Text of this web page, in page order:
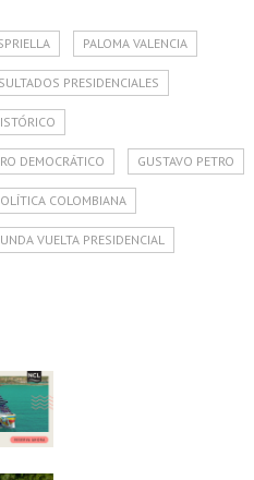
PALOMA VALENCIA
PRESIDENCIALES
DEMOCRÁTICO GUSTAVO PETRO
COLOMBIANA
VUELTA PRESIDENCIAL